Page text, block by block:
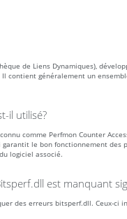
de Liens Dynamiques),
Il contient généralement un
il utilisé?
comme Perfmon Counter
le bon fonctionnement
logiciel associé.
est manquant
des erreurs bitsperf.dll. Ceux-